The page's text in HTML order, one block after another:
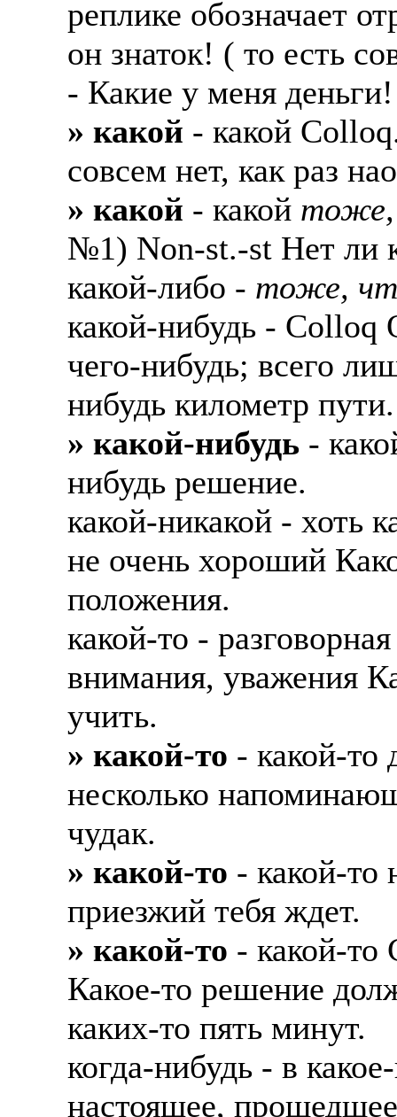
Жилье
Премии. Официальное
часов. 5-6 дневная
ПРОЦЕСС
оформление
работодателя >
прохождение границы,
подобранной заранее
предприятие и место
Лицензия по
ВОЗМОЖНО
ИЗ ЛЮБОГО
Также смотрите
отправке в другие
А также
рабочий,
# работа за границей
# трудоустройство за
Подписывать
клиентов, как выгодно
В ходе консультации
доп. услуги
банка на телефон), за
плату.
Пожалуйста, НЕ
Опыт не нужен, но
позициях: менеджер,
представитель,
курьер, курьер
продажам.
В таких банках, как
Промсвязьбанк,
А также в компаниях:
СДЭК, ПЭК и т.д.
В направлениях: без
консультирование,
реплике обозначает
он знаток! ( то есть
- Какие у меня деньги!
» какой - какой
совсем нет, как раз
» какой - какой
№1) Non-st.-st Нет ли
какой-либо - тоже,
какой-нибудь - Colloq
чего-нибудь; всего
нибудь километр
» какой-нибудь -
нибудь решение.
какой-никакой - хоть
не очень хороший
положения.
какой-то -
внимания, уважения
учить.
» какой-то - какой-то
несколько
чудак.
» какой-то - какой-то
приезжий тебя ждет.
» какой-то - какой-
Какое-то решение
каких-то пять минут.
когда-нибудь - в
настоящее,